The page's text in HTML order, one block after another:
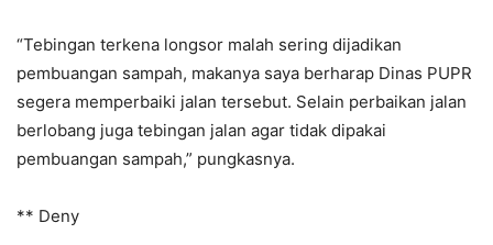
“Tebingan terkena longsor malah sering dijadikan
pembuangan sampah, makanya saya berharap Dinas PUPR
segera memperbaiki jalan tersebut. Selain perbaikan jalan
berlobang juga tebingan jalan agar tidak dipakai
pembuangan sampah,” pungkasnya.
** Deny